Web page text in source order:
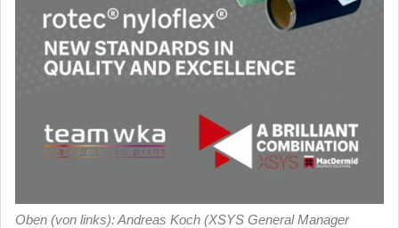
Oben (von links): Andreas Koch (XSYS General Manager